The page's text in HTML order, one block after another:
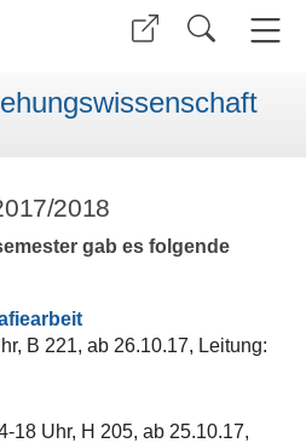
2018
gab es folgende
B 221, ab 26.10.17, Leitung:
18 Uhr, H 205, ab 25.10.17,